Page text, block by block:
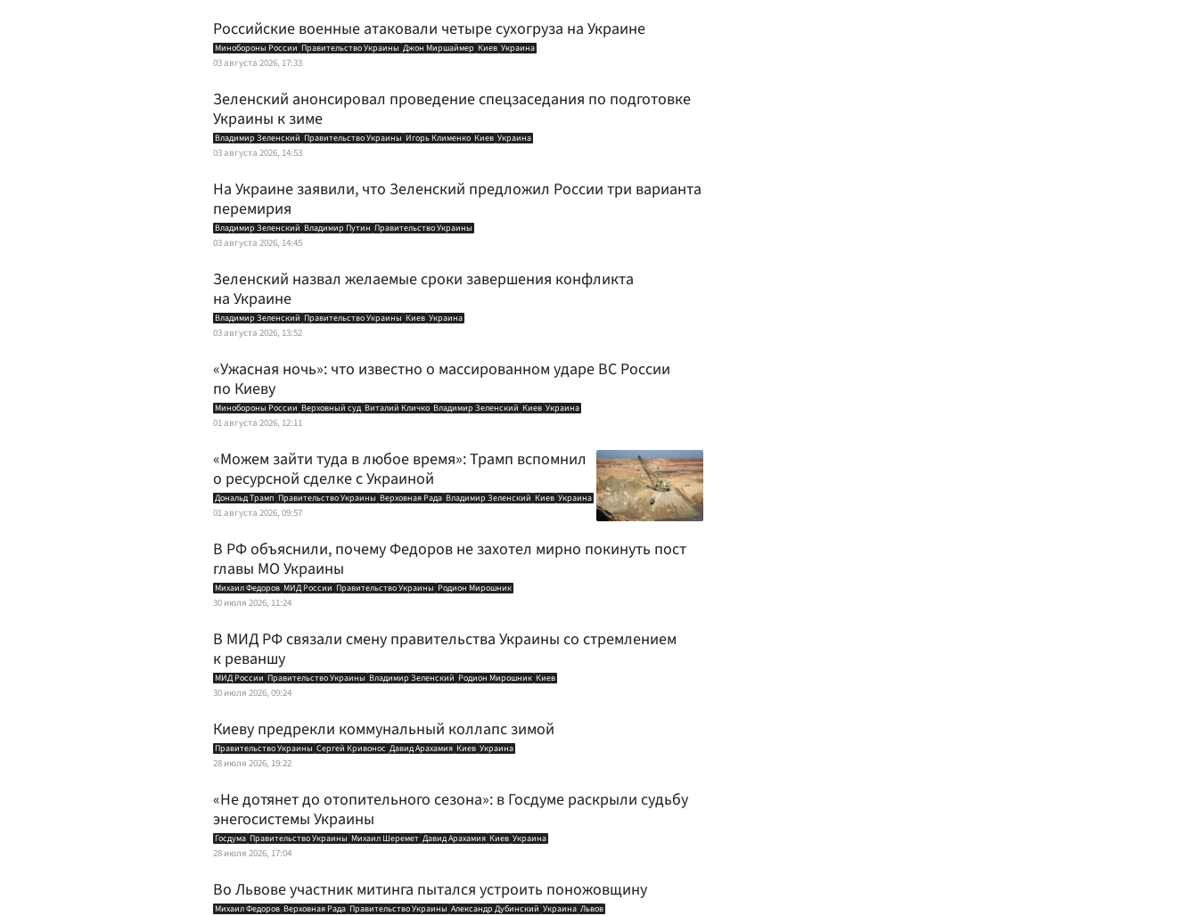
Российские военные атаковали четыре сухогруза на Украине
Минобороны России Правительство Украины Джон Миршаймер Киев Украина
03 августа 2026, 17:33
Зеленский анонсировал проведение спецзаседания по подготовке
Украины к зиме
Владимир Зеленский Правительство Украины Игорь Клименко Киев Украина
03 августа 2026, 14:53
На Украине заявили, что Зеленский предложил России три варианта
перемирия
Владимир Зеленский Владимир Путин Правительство Украины
03 августа 2026, 14:45
Зеленский назвал желаемые сроки завершения конфликта
на Украине
Владимир Зеленский Правительство Украины Киев Украина
03 августа 2026, 13:52
«Ужасная ночь»: что известно о массированном ударе ВС России
по Киеву
Минобороны России Верховный суд Виталий Кличко Владимир Зеленский Киев Украина
01 августа 2026, 12:11
«Можем зайти туда в любое время»: Трамп вспомнил
о ресурсной сделке с Украиной
Дональд Трамп Правительство Украины Верховная Рада Владимир Зеленский Киев Украина
01 августа 2026, 09:57
В РФ объяснили, почему Федоров не захотел мирно покинуть пост
главы МО Украины
Михаил Федоров МИД России Правительство Украины Родион Мирошник
30 июля 2026, 11:24
В МИД РФ связали смену правительства Украины со стремлением
к реваншу
МИД России Правительство Украины Владимир Зеленский Родион Мирошник Киев
30 июля 2026, 09:24
Киеву предрекли коммунальный коллапс зимой
Правительство Украины Сергей Кривонос Давид Арахамия Киев Украина
28 июля 2026, 19:22
«Не дотянет до отопительного сезона»: в Госдуме раскрыли судьбу
энегосистемы Украины
Госдума Правительство Украины Михаил Шеремет Давид Арахамия Киев Украина
28 июля 2026, 17:04
Во Львове участник митинга пытался устроить поножовщину
Михаил Федоров Верховная Рада Правительство Украины Александр Дубинский Украина Львов